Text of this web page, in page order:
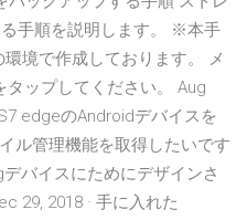
手順を説明します。 ※本手
境で作成しております。 メ
タップしてください。 Aug
edgeのAndroidデバイスを
ル管理機能を取得したいです
バイスにためにデザインさ
29, 2018 · 手に入れた